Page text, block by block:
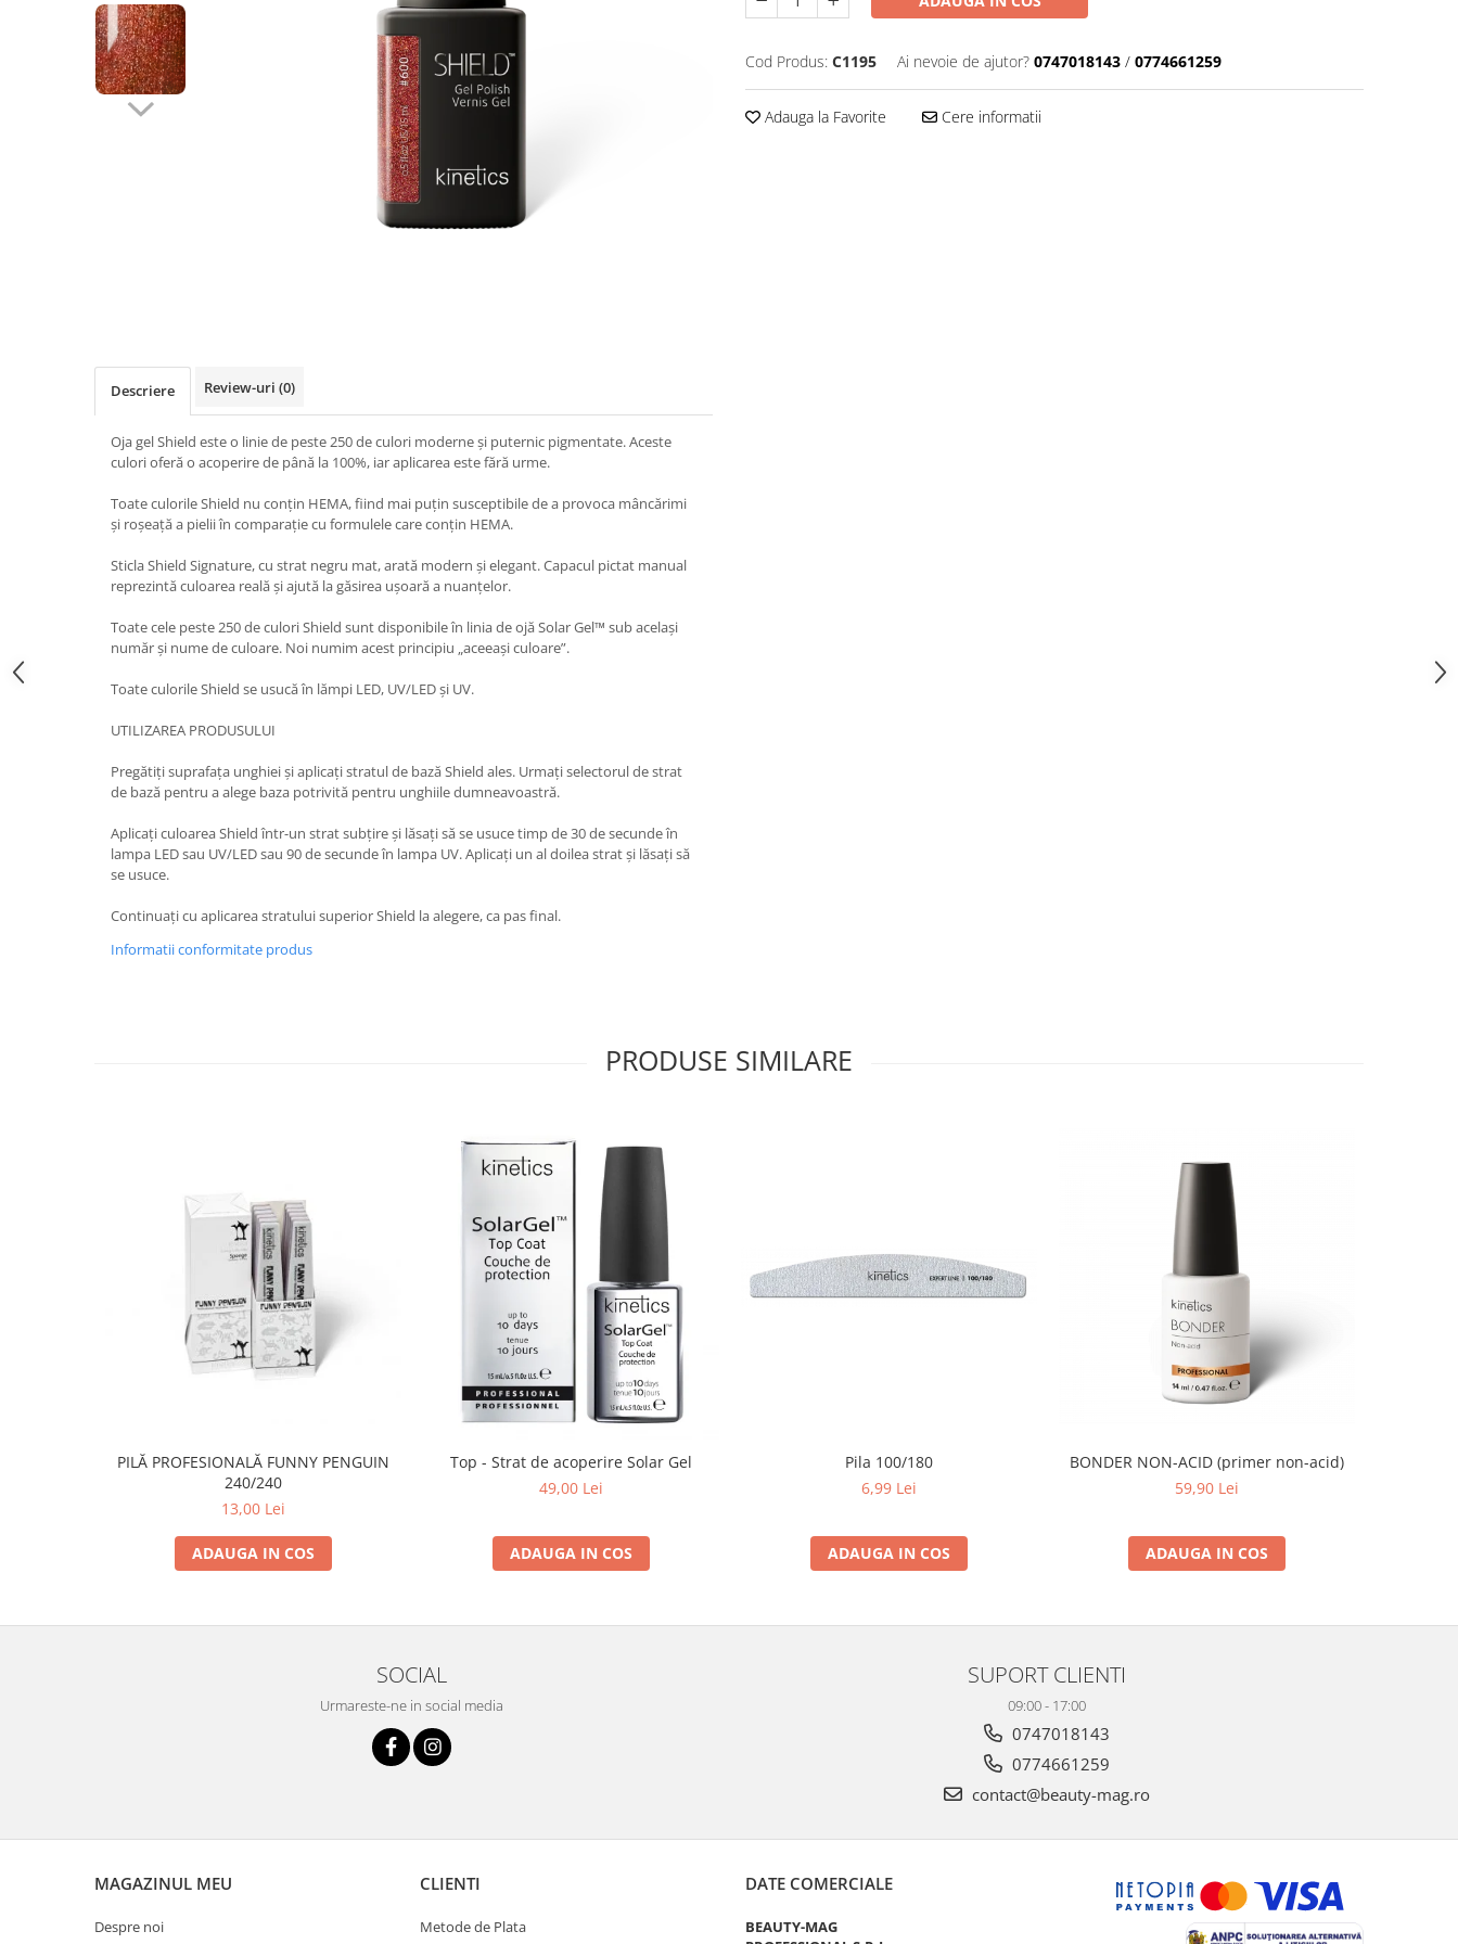
Geluri de Constructie
Gel In Bottle
Clasic Gel Medium
Jelly Gel Medium
Tratament Filler cu Acid Hyaluronic
Puro Sole (protectie solara)
Cod Produs: C1195 Ai nevoie de ajutor? 0747018143 / 0774661259
Adauga la Favorite Cere informatii
Descriere Review-uri (0)
Oja gel Shield este o linie de peste 250 de culori moderne și puternic pigmentate. Aceste
culori oferă o acoperire de până la 100%, iar aplicarea este fără urme.
Toate culorile Shield nu conțin HEMA, fiind mai puțin susceptibile de a provoca mâncărimi
și roșeață a pielii în comparație cu formulele care conțin HEMA.
Sticla Shield Signature, cu strat negru mat, arată modern și elegant. Capacul pictat manual
reprezintă culoarea reală și ajută la găsirea ușoară a nuanțelor.
Toate cele peste 250 de culori Shield sunt disponibile în linia de ojă Solar Gel™ sub același
număr și nume de culoare. Noi numim acest principiu „aceeași culoare”.
Toate culorile Shield se usucă în lămpi LED, UV/LED și UV.
UTILIZAREA PRODUSULUI
Pregătiți suprafața unghiei și aplicați stratul de bază Shield ales. Urmați selectorul de strat
de bază pentru a alege baza potrivită pentru unghiile dumneavoastră.
Aplicați culoarea Shield într-un strat subțire și lăsați să se usuce timp de 30 de secunde în
lampa LED sau UV/LED sau 90 de secunde în lampa UV. Aplicați un al doilea strat și lăsați să
se usuce.
Continuați cu aplicarea stratului superior Shield la alegere, ca pas final.
Informatii conformitate produs
PRODUSE SIMILARE
PILĂ PROFESIONALĂ FUNNY PENGUIN
240/240
13,00 Lei
ADAUGA IN COS
Top - Strat de acoperire Solar Gel
49,00 Lei
ADAUGA IN COS
Pila 100/180
6,99 Lei
ADAUGA IN COS
BONDER NON-ACID (primer non-acid)
59,90 Lei
ADAUGA IN COS
SOCIAL
Urmareste-ne in social media
SUPORT CLIENTI
09:00 - 17:00
0747018143
0774661259
contact@beauty-mag.ro
MAGAZINUL MEU
Despre noi
CLIENTI
Metode de Plata
DATE COMERCIALE
BEAUTY-MAG